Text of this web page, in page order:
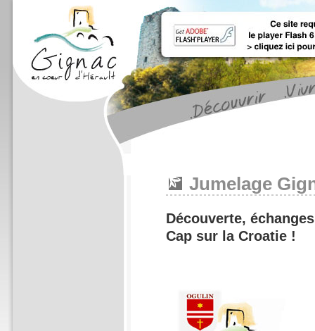
Jumelage
Découverte,
Cap sur la Croatie !